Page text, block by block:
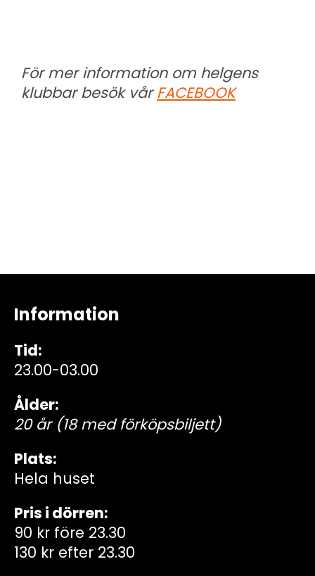
För mer information om helgens
klubbar besök vårFACEBOOK
Information
Tid:
23.00-03.00
Ålder:
20 år (18 med förköpsbiljett)
Plats:
Hela huset
Pris i dörren:
90 kr före 23.30
130 kr efter 23.30